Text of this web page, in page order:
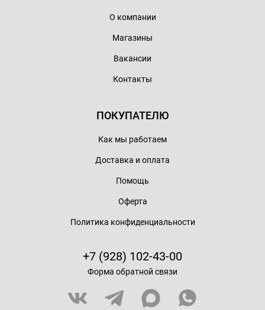
О компании
Магазины
Вакансии
Контакты
ПОКУПАТЕЛЮ
Как мы работаем
Доставка и оплата
Помощь
Оферта
Политика конфиденциальности
+7 (928) 102-43-00
Форма обратной связи